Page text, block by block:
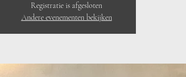
Registratie is afgesloten
Andere evenementen bekijken